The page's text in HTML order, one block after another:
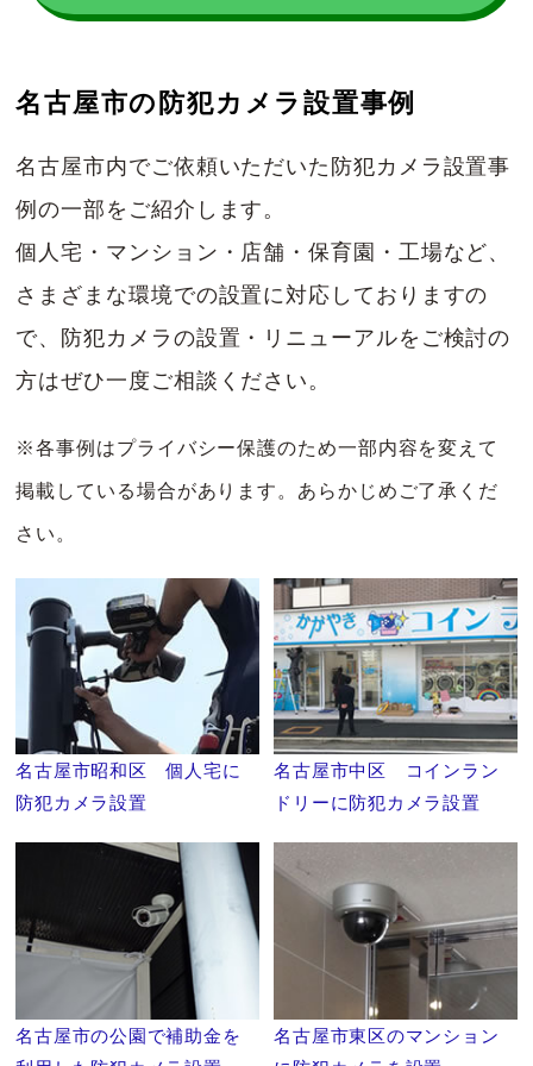
名古屋市の防犯カメラ設置事例
名古屋市内でご依頼いただいた防犯カメラ設置事
例の一部をご紹介します。
個人宅・マンション・店舗・保育園・工場など、
さまざまな環境での設置に対応しておりますの
で、防犯カメラの設置・リニューアルをご検討の
方はぜひ一度ご相談ください。
※各事例はプライバシー保護のため一部内容を変えて
掲載している場合があります。あらかじめご了承くだ
さい。
名古屋市昭和区 個人宅に
防犯カメラ設置
名古屋市中区 コインラン
ドリーに防犯カメラ設置
名古屋市の公園で補助金を
名古屋市東区のマンション